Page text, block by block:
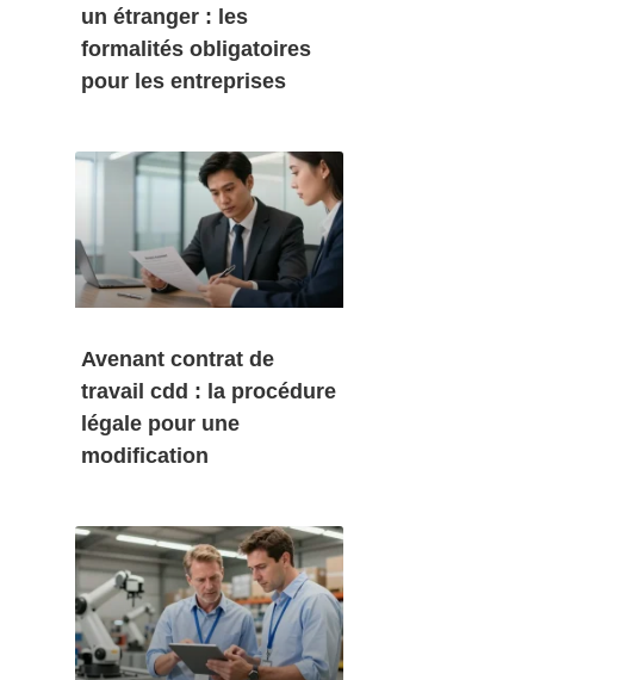
un étranger : les
formalités obligatoires
pour les entreprises
Avenant contrat de
travail cdd : la procédure
légale pour une
modification